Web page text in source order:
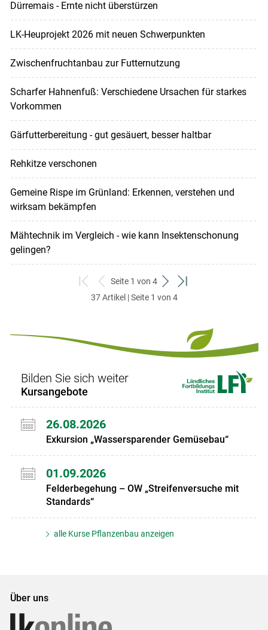
Dürremais - Ernte nicht überstürzen
LK-Heuprojekt 2026 mit neuen Schwerpunkten
Zwischenfruchtanbau zur Futternutzung
Scharfer Hahnenfuß: Verschiedene Ursachen für starkes
Vorkommen
Gärfutterbereitung - gut gesäuert, besser haltbar
Rehkitze verschonen
Gemeine Rispe im Grünland: Erkennen, verstehen und
wirksam bekämpfen
Mähtechnik im Vergleich - wie kann Insektenschonung
gelingen?
zum
ersten
zurück
zum
Seite 1 von 4
weiter
zum
zum
37 Artikel | Seite 1 von 4
Bilden Sie sich weiter
Kursangebote
26.08.2026
Exkursion „Wassersparender Gemüsebau“
01.09.2026
Felderbegehung – OW „Streifenversuche mit
Standards“
alle Kurse Pflanzenbau anzeigen
Über uns